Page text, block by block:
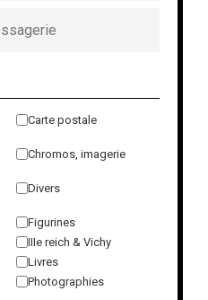
Carte postale
Chromos, imagerie
Divers
Figurines
IIIe reich & Vichy
Livres
Photographies